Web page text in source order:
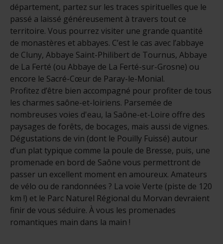
département, partez sur les traces spirituelles que le
passé a laissé généreusement à travers tout ce
territoire. Vous pourrez visiter une grande quantité
de monastères et abbayes. C’est le cas avec l’abbaye
de Cluny, Abbaye Saint-Philibert de Tournus, Abbaye
de La Ferté (ou Abbaye de La Ferté-sur-Grosne) ou
encore le Sacré-Cœur de Paray-le-Monial.
Profitez d’être bien accompagné pour profiter de tous
les charmes saône-et-loiriens. Parsemée de
nombreuses voies d'eau, la Saône-et-Loire offre des
paysages de forêts, de bocages, mais aussi de vignes.
Dégustations de vin (dont le Pouilly Fuissé) autour
d’un plat typique comme la poule de Bresse, puis, une
promenade en bord de Saône vous permettront de
passer un excellent moment en amoureux. Amateurs
de vélo ou de randonnées ? La voie Verte (piste de 120
km !) et le Parc Naturel Régional du Morvan devraient
finir de vous séduire. À vous les promenades
romantiques main dans la main !